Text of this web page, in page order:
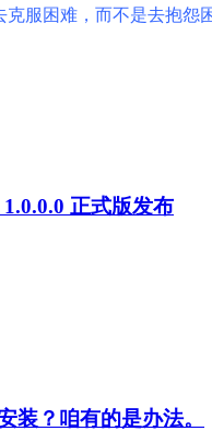
服困难，而不是去抱怨
正式版发布
装？咱有的是办法。